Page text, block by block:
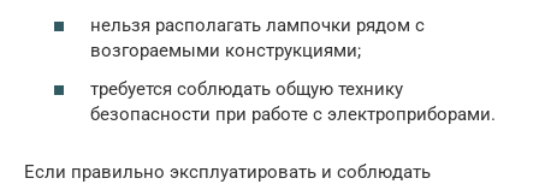
нельзя располагать лампочки рядом с
возгораемыми конструкциями;
требуется соблюдать общую технику
безопасности при работе с электроприборами.
Если правильно эксплуатировать и соблюдать